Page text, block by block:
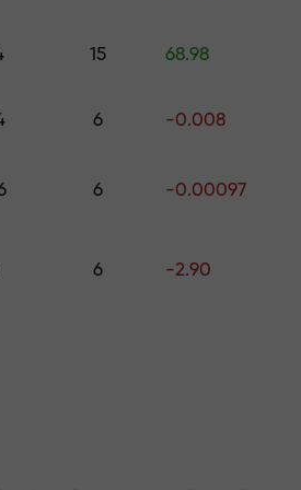
আপনার মুনাফার
বেশি
15 68.98
6 -0.008
6 -0.00097
6 -2.90